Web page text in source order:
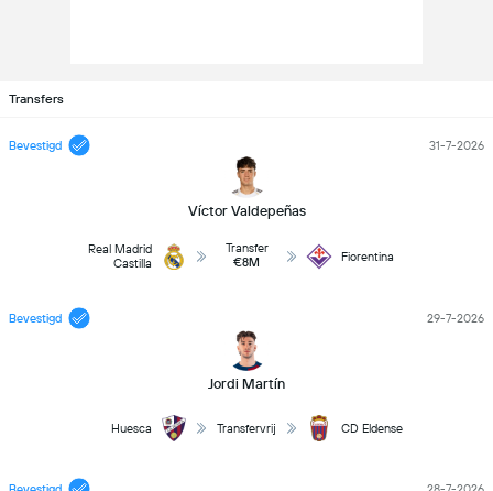
Transfers
Bevestigd
Víctor Valdepeñas
31-7-2026
Real Madrid
Castilla
Transfer
€8M
Fiorentina
Bevestigd
Jordi Martín
29-7-2026
Huesca Transfervrij CD Eldense